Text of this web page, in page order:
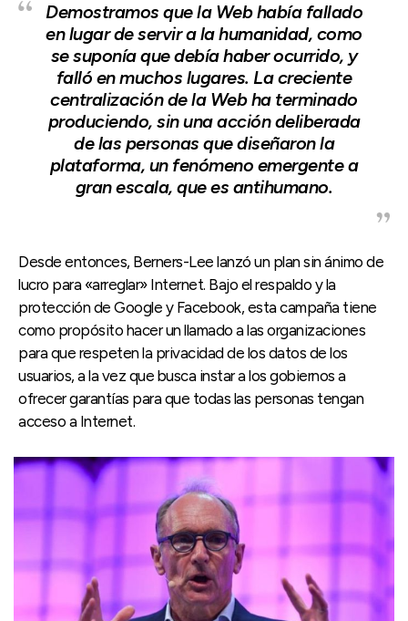
Demostramos que la Web había fallado
en lugar de servir a la humanidad, como
se suponía que debía haber ocurrido, y
falló en muchos lugares. La creciente
centralización de la Web ha terminado
produciendo, sin una acción deliberada
de las personas que diseñaron la
plataforma, un fenómeno emergente a
gran escala, que es antihumano.
Desde entonces, Berners-Lee lanzó un plan sin ánimo de
lucro para «arreglar» Internet. Bajo el respaldo y la
protección de Google y Facebook, esta campaña tiene
como propósito hacer un llamado a las organizaciones
para que respeten la privacidad de los datos de los
usuarios, a la vez que busca instar a los gobiernos a
ofrecer garantías para que todas las personas tengan
acceso a Internet.